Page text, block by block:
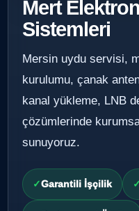
Mert
Sistemleri
Mersin uydu servisi,
kurulumu, çanak
kanal yükleme, LNB
çözümlerinde
sunuyoruz.
Garantili İşçilik